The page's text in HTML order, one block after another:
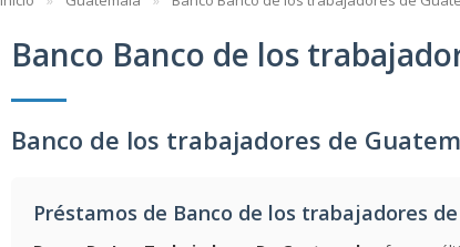
Banco Banco de los
Banco de los trabajadores de
Préstamos de Banco de los trabajadores